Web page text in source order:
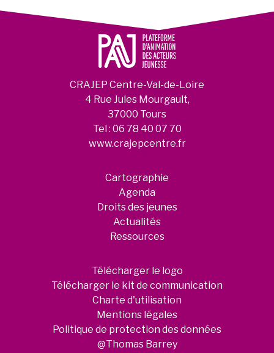
CRAJEP Centre-Val-de-Loire
4 Rue Jules Mourgault,
37000 Tours
Tel : 06 78 40 07 70
www.crajepcentre.fr
Cartographie
Agenda
Droits des jeunes
Actualités
Ressources
Télécharger le logo
Télécharger le kit de communication
Charte d'utilisation
Mentions légales
Politique de protection des données
@Thomas Barrey